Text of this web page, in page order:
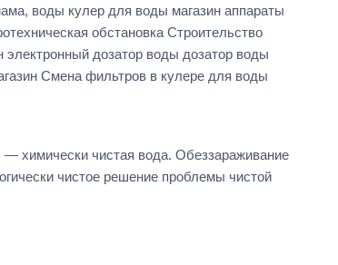
воды кулер для воды магазин аппараты
обстановка Строительство
дозатор воды дозатор воды
Смена фильтров в кулере для воды
— химически чистая вода. Обеззараживание
чистое решение проблемы чистой